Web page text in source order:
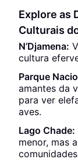
Explore as
Culturais
N’Djamena:
cultura
Parque
amantes da
para ver
aves.
Lago Chade:
menor, mas